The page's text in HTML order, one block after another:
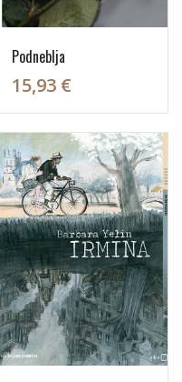
Podneblja
15,93 €